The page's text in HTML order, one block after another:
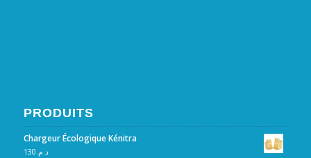
PRODUITS
Chargeur Écologique Kénitra
د.م.130